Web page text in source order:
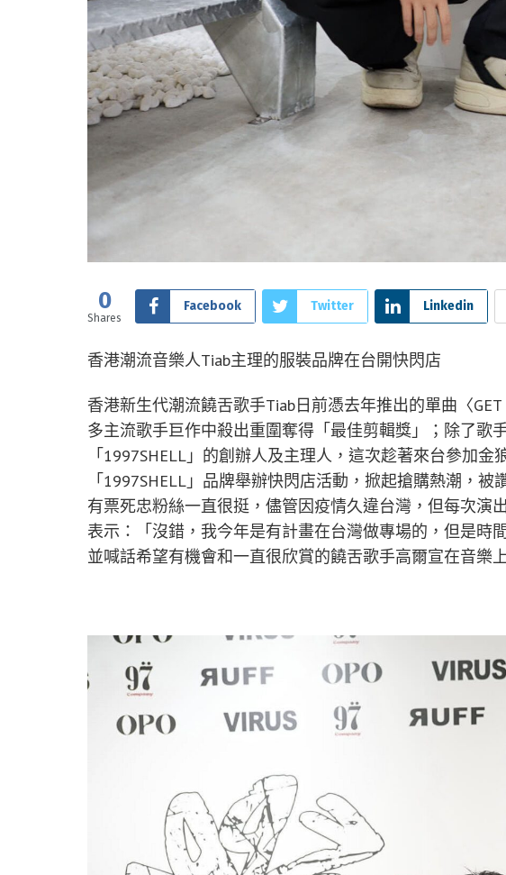
0
Shares
Facebook Twitter Linkedin
香港潮流音樂人Tiab主理的服裝品牌在台開快閃店
香港新生代潮流饒舌歌手Tiab日前憑去年推出的單曲〈
多主流歌手巨作中殺出重圍奪得「最佳剪輯獎」；除了歌
「1997SHELL」的創辦人及主理人，這次趁著來台參加金
「1997SHELL」品牌舉辦快閃店活動，掀起搶購熱潮，
有票死忠粉絲一直很挺，儘管因疫情久違台灣，但每次演
表示：「沒錯，我今年是有計畫在台灣做專場的，但是時
並喊話希望有機會和一直很欣賞的饒舌歌手高爾宣在音樂